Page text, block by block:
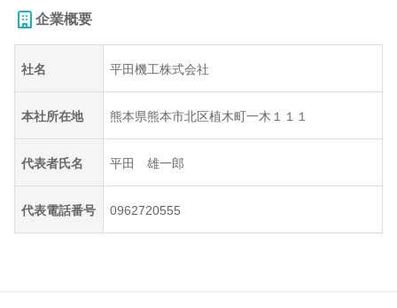
企業概要
社名 平田機工株式会社
本社所在地 熊本県熊本市北区植木町一木１１１
代表者氏名 平田 雄一郎
代表電話番号 0962720555